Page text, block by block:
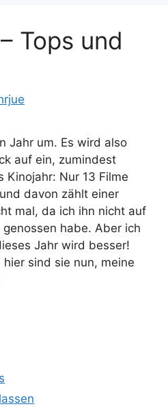
Tops und
Jahr um. Es wird also
auf ein, zumindest
Kinojahr: Nur 13 Filme
davon zählt einer
mal, da ich ihn nicht auf
habe. Aber ich
Jahr wird besser!
sind sie nun, meine